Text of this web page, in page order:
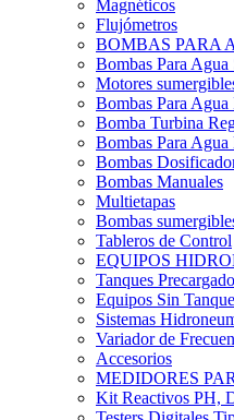
Magnéticos
Flujómetros
BOMBAS PARA
Bombas Para Agua
Motores
Bombas Para Agua
Bomba Turbina
Bombas Para
Bombas
Bombas Manuales
Multietapas
Bombas
Tableros de Control
EQUIPOS
Tanques
Equipos Sin Tanque
Sistemas
Variador de
Accesorios
MEDIDORES
Kit Reactivos PH,